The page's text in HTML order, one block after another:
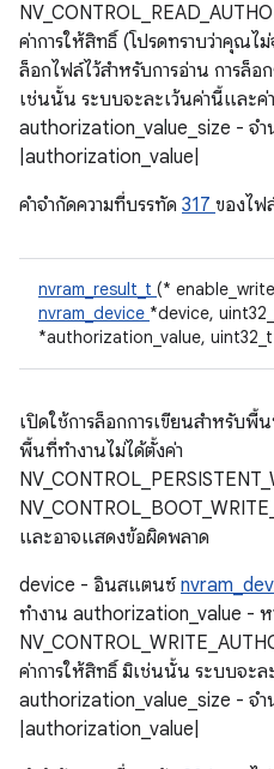
ค่าการให้สิทธิ์ (โปรดทราบว่าคุณไ
ล็อกไฟล์ไว้สำหรับการอ่าน การล็
เช่นนั้น ระบบจะละเว้นค่านี้และค่
authorization_value_size - จํา
|authorization_value|
คําจํากัดความที่บรรทัด 317 ของไฟ
nvram_result_t (*
nvram_device *device,
*authorization_value,
เปิดใช้การล็อกการเขียนสำหรับพื้
พื้นที่ทำงานไม่ได้ตั้งค่า
และอาจแสดงข้อผิดพลาด
device - อินสแตนซ์
ทำงาน authorization_value -
ค่าการให้สิทธิ์ มิเช่นนั้น ระบบจะ
authorization_value_size - จํา
|authorization_value|